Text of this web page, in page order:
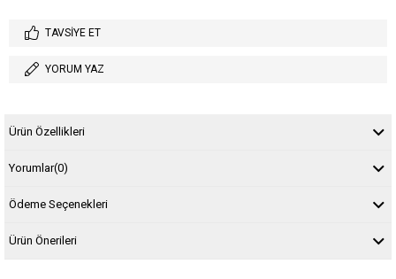
TAVSIYE ET
YORUM YAZ
Ürün Özellikleri
Yorumlar(0)
Ödeme Seçenekleri
Ürün Önerileri